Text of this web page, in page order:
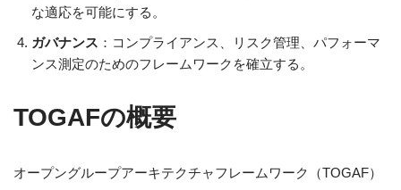
な適応を可能にする。
ガバナンス ：コンプライアンス、リスク管理、パフォーマ
ンス測定のためのフレームワークを確立する。
TOGAFの概要
オープングループアーキテクチャフレームワーク（TOGAF）